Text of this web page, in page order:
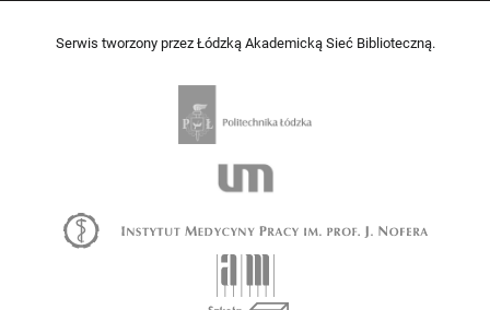
Serwis tworzony przez Łódzką Akademicką Sieć Biblioteczną.